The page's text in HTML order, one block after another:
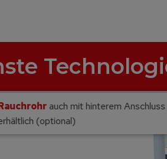
auch mit hinterem Anschluss
(optional)